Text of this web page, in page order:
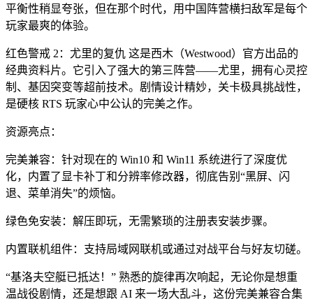
平衡性稍显夸张，但在那个时代，用中国阵营横扫敌军是每个
玩家最爽的体验。
红色警戒 2：尤里的复仇 这是西木（Westwood）官方出品的
经典资料片。它引入了强大的第三阵营——尤里，拥有心灵控
制、基因突变等超前技术。剧情设计精妙，关卡极具挑战性，
是硬核 RTS 玩家心中公认的完美之作。
资源亮点：
完美兼容：针对现在的 Win10 和 Win11 系统进行了深度优
化，内置了显卡补丁和分辨率修改器，彻底告别“黑屏、闪
退、菜单消失”的烦恼。
绿色免安装：解压即玩，无需繁琐的注册表安装步骤。
内置联机组件：支持局域网联机或通过对战平台与好友切磋。
“基洛夫空艇已抵达！” 熟悉的旋律再次响起，无论你是想重
温战役剧情，还是想跟 AI 来一场大乱斗，这份完美兼容合集